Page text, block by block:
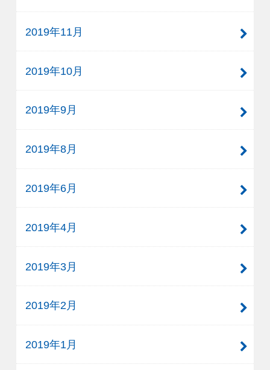
2019年11月
2019年10月
2019年9月
2019年8月
2019年6月
2019年4月
2019年3月
2019年2月
2019年1月